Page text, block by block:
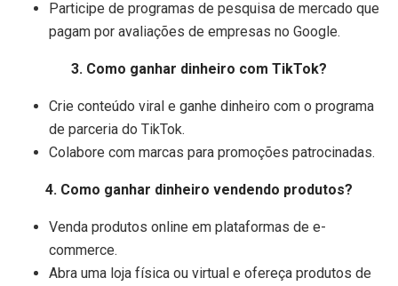
Participe de programas de pesquisa de mercado que
pagam por avaliações de empresas no Google.
3. Como ganhar dinheiro com TikTok?
Crie conteúdo viral e ganhe dinheiro com o programa
de parceria do TikTok.
Colabore com marcas para promoções patrocinadas.
4. Como ganhar dinheiro vendendo produtos?
Venda produtos online em plataformas de e-
commerce.
Abra uma loja física ou virtual e ofereça produtos de